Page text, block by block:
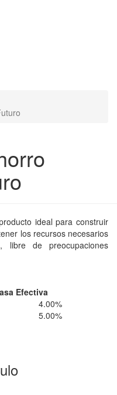
ideal para construir
los recursos necesarios
de preocupaciones
Efectiva
4.00%
5.00%